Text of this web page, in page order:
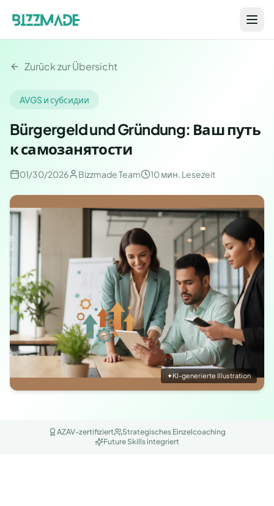
Zurück zur Übersicht
AVGS и субсидии
Bürgergeld und Gründung: Ваш путь
к самозанятости
01/30/2026 Bizzmade Team 10 мин. Lesezeit
✦KI-generierte Illustration
AZAV-zertifiziert
Strategisches Einzelcoaching
Future Skills integriert